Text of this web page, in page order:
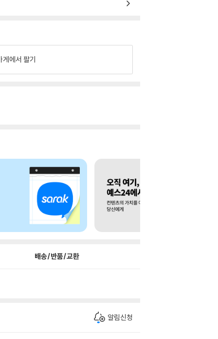
게에서 팔기
배송/반품/교환
알림신청